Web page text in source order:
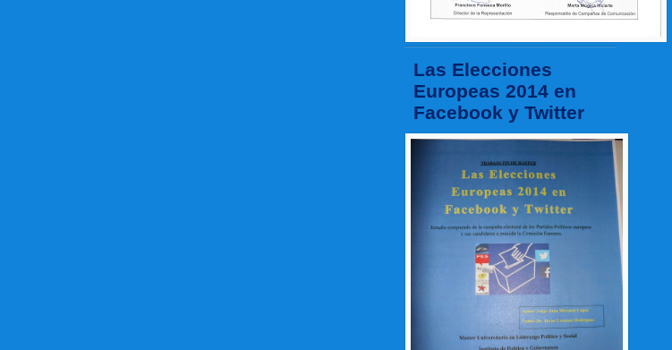
Las Elecciones
Europeas 2014 en
Facebook y Twitter